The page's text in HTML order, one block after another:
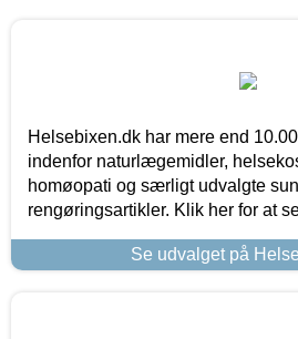
Helsebixen.dk har mere end
indenfor naturlægemidler,
homøopati og særligt udvalgte
rengøringsartikler. Klik her for at
Se udvalget på